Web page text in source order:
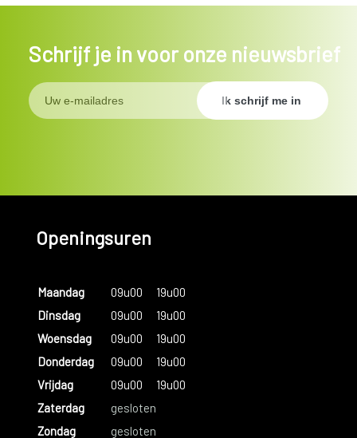
Schrijf je in voor onze nieuwsbrief
Openingsuren
Maandag 09u00
19u00
Dinsdag
09u00
19u00
Woensdag
09u00
19u00
Donderdag
09u00
19u00
Vrijdag
09u00
19u00
Zaterdag
gesloten
Zondag
gesloten